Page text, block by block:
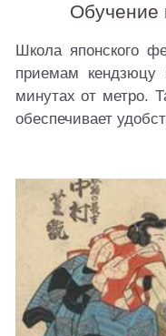
Обучение
Школа японского
приемам
минутах от метро.
обеспечивает